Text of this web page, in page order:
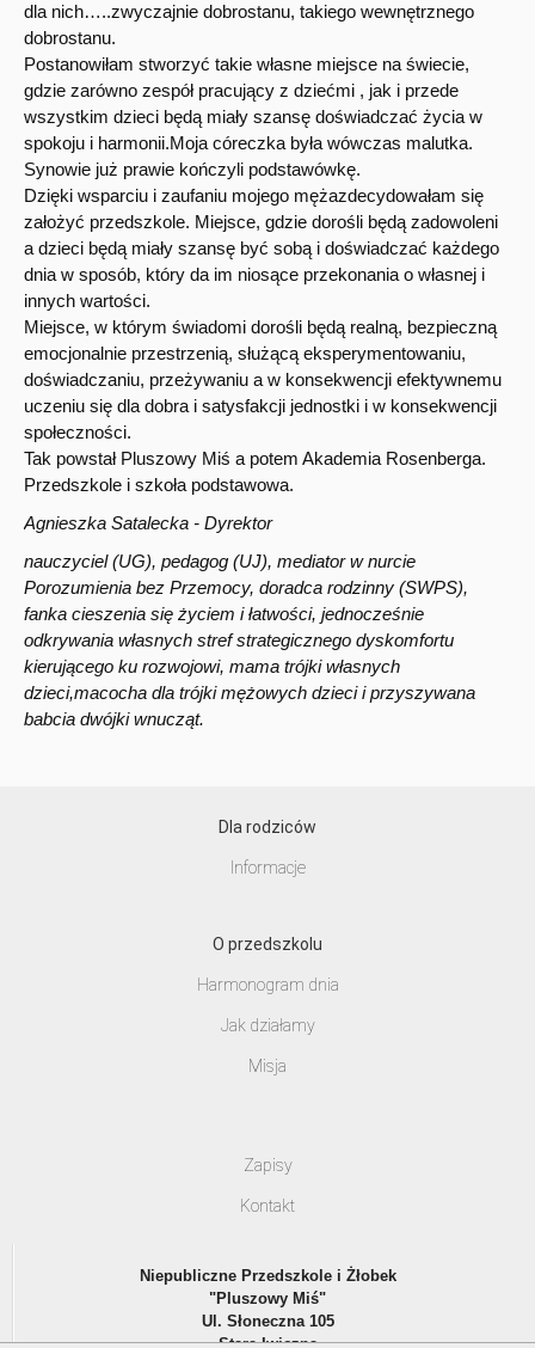
dla nich…..zwyczajnie dobrostanu, takiego wewnętrznego
dobrostanu.
Postanowiłam stworzyć takie własne miejsce na świecie,
gdzie zarówno zespół pracujący z dziećmi , jak i przede
wszystkim dzieci będą miały szansę doświadczać życia w
spokoju i harmonii.Moja córeczka była wówczas malutka.
Synowie już prawie kończyli podstawówkę.
Dzięki wsparciu i zaufaniu mojego mężazdecydowałam się
założyć przedszkole. Miejsce, gdzie dorośli będą zadowoleni
a dzieci będą miały szansę być sobą i doświadczać każdego
dnia w sposób, który da im niosące przekonania o własnej i
innych wartości.
Miejsce, w którym świadomi dorośli będą realną, bezpieczną
emocjonalnie przestrzenią, służącą eksperymentowaniu,
doświadczaniu, przeżywaniu a w konsekwencji efektywnemu
uczeniu się dla dobra i satysfakcji jednostki i w konsekwencji
społeczności.
Tak powstał Pluszowy Miś a potem Akademia Rosenberga.
Przedszkole i szkoła podstawowa.
Agnieszka Satalecka - Dyrektor
nauczyciel (UG), pedagog (UJ), mediator w nurcie
Porozumienia bez Przemocy, doradca rodzinny (SWPS),
fanka cieszenia się życiem i łatwości, jednocześnie
odkrywania własnych stref strategicznego dyskomfortu
kierującego ku rozwojowi, mama trójki własnych
dzieci,macocha dla trójki mężowych dzieci i przyszywana
babcia dwójki wnucząt.
Dla rodziców
Informacje
O przedszkolu
Harmonogram dnia
Jak działamy
Misja
Zapisy
Kontakt
Niepubliczne Przedszkole i Żłobek
"Pluszowy Miś"
Ul. Słoneczna 105
Stara Iwiczna